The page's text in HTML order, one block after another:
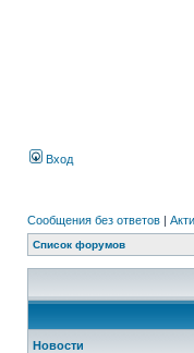
Вход
Сообщения без ответов |
Список форумов
Новости